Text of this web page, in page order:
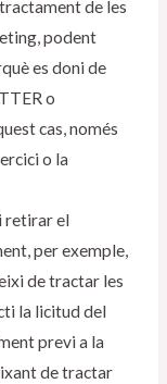
de les
podent
es doni de
o
cas, només
o la
retirar el
per exemple,
de tractar les
la licitud del
previ a la
de tractar